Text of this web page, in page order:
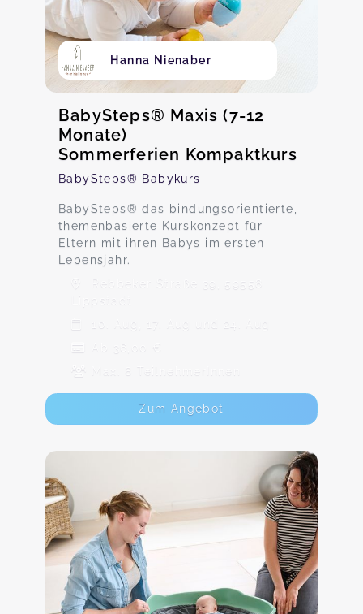
Hanna Nienaber
BabySteps® Maxis (7-12
Monate)
Sommerferien Kompaktkurs
BabySteps® Babykurs
BabySteps® das bindungsorientierte,
themenbasierte Kurskonzept für
Eltern mit ihren Babys im ersten
Lebensjahr.
Rebbeker Straße 39, 59558
10. Aug, 17. Aug und 24. Aug
Ab 36,00 €
Max. 8 TeilnehmerInnen
Zum Angebot